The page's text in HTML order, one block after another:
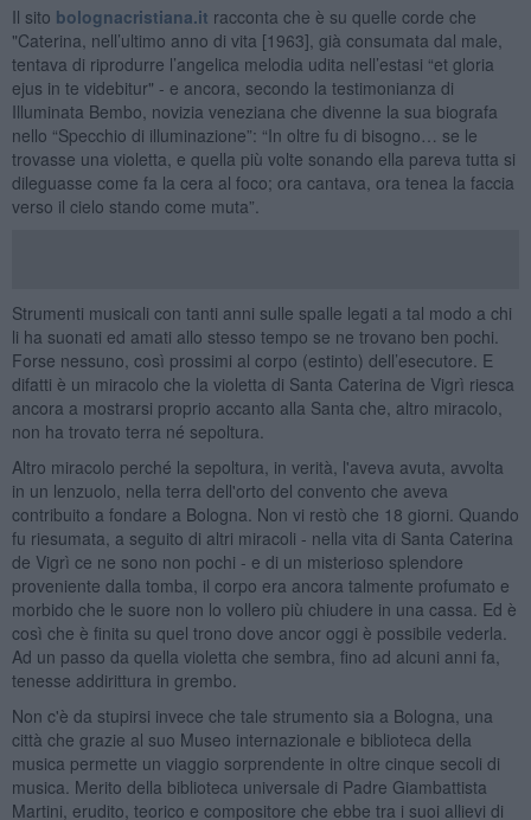
Il sito bolognacristiana.it racconta che è su quelle corde che
"Caterina, nell’ultimo anno di vita [1963], già consumata dal male,
tentava di riprodurre l’angelica melodia udita nell’estasi “et gloria
ejus in te videbitur" - e ancora, secondo la testimonianza di
Illuminata Bembo, novizia veneziana che divenne la sua biografa
nello “Specchio di illuminazione”: “In oltre fu di bisogno… se le
trovasse una violetta, e quella più volte sonando ella pareva tutta si
dileguasse come fa la cera al foco; ora cantava, ora tenea la faccia
verso il cielo stando come muta”.
Strumenti musicali con tanti anni sulle spalle legati a tal modo a chi
li ha suonati ed amati allo stesso tempo se ne trovano ben pochi.
Forse nessuno, così prossimi al corpo (estinto) dell’esecutore. E
difatti è un miracolo che la violetta di Santa Caterina de Vigrì riesca
ancora a mostrarsi proprio accanto alla Santa che, altro miracolo,
non ha trovato terra né sepoltura.
Altro miracolo perché la sepoltura, in verità, l'aveva avuta, avvolta
in un lenzuolo, nella terra dell'orto del convento che aveva
contribuito a fondare a Bologna. Non vi restò che 18 giorni. Quando
fu riesumata, a seguito di altri miracoli - nella vita di Santa Caterina
de Vigrì ce ne sono non pochi - e di un misterioso splendore
proveniente dalla tomba, il corpo era ancora talmente profumato e
morbido che le suore non lo vollero più chiudere in una cassa. Ed è
così che è finita su quel trono dove ancor oggi è possibile vederla.
Ad un passo da quella violetta che sembra, fino ad alcuni anni fa,
tenesse addirittura in grembo.
Non c'è da stupirsi invece che tale strumento sia a Bologna, una
città che grazie al suo Museo internazionale e biblioteca della
musica permette un viaggio sorprendente in oltre cinque secoli di
musica. Merito della biblioteca universale di Padre Giambattista
Martini, erudito, teorico e compositore che ebbe tra i suoi allievi di